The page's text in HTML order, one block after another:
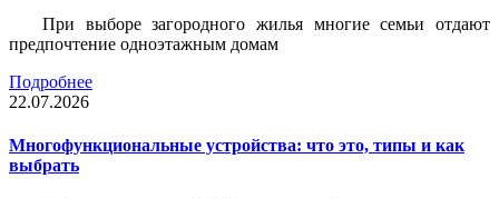
При выборе загородного жилья многие семьи отдают
предпочтение одноэтажным домам
Подробнее
22.07.2026
Многофункциональные устройства: что это, типы и как
выбрать